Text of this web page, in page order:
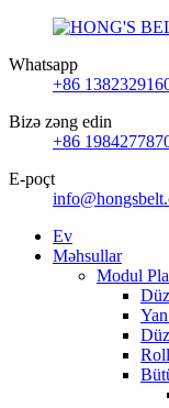
Whatsapp
+86
Bizə zəng edin
+86
E-poçt
Ev
Məhsullar
Modul